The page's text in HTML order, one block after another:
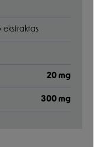
ekstraktas
20 mg
300 mg